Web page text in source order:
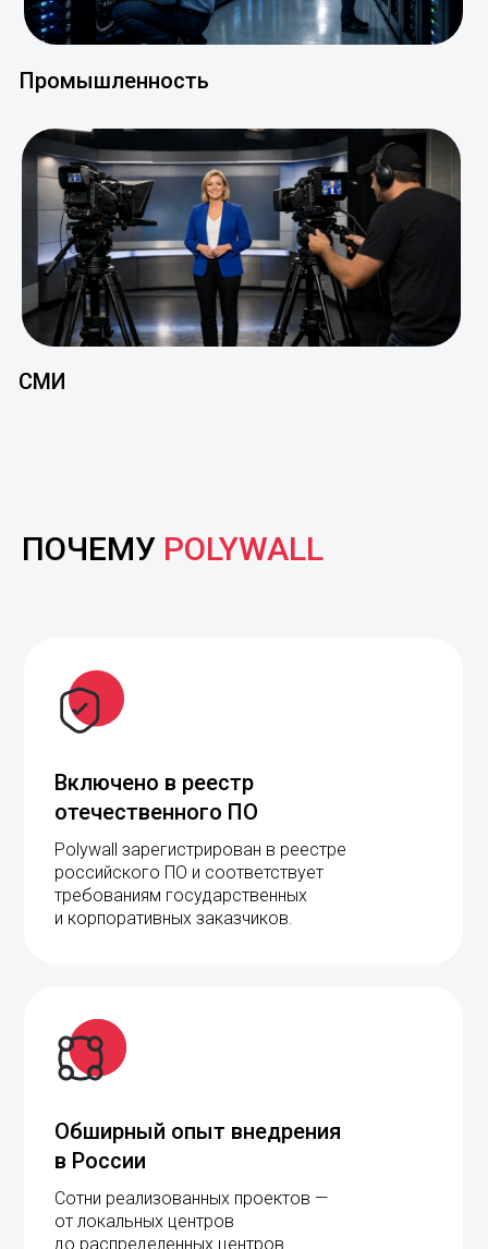
Промышленность
СМИ
Polywall зарегистрирован в реестре
российского ПО и соответствует
требованиям государственных
и корпоративных заказчиков.
Включено в реестр
Сотни реализованных проектов —
от локальных центров
до распределенных центров
управления. Поддержка на всех
этапах.
Обширный опыт внедрения